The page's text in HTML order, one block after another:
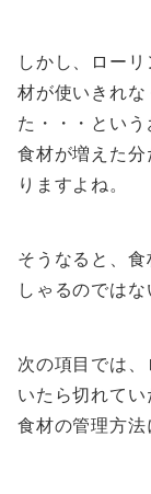
しかし、ロー
材が使いきれ
た・・・という
食材が増えた
りますよね。
そうなると、
しゃるのではな
次の項目では
いたら切れてい
食材の管理方法